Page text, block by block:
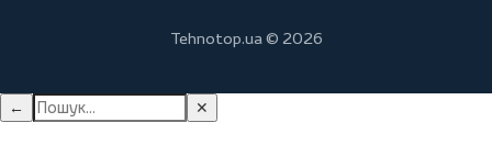
Tehnotop.ua © 2026
← ✕